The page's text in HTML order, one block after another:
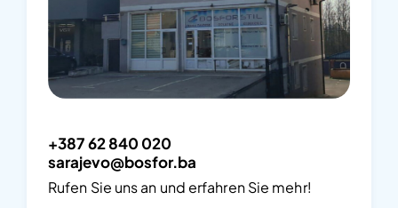
+387 62 840 020
sarajevo@bosfor.ba
Rufen Sie uns an und erfahren Sie mehr!